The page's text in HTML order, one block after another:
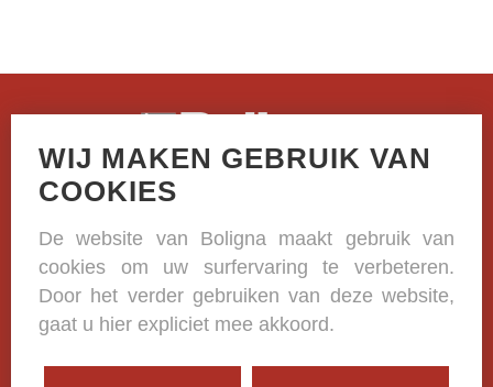
+32 (0)57 33 38 81
BE 0420.332.573
WIJ MAKEN GEBRUIK VAN
COOKIES
De website van Boligna maakt gebruik van
cookies om uw surfervaring te verbeteren.
Door het verder gebruiken van deze website,
gaat u hier expliciet mee akkoord.